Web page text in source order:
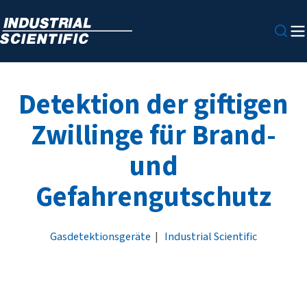
Detektion der giftigen
Zwillinge für Brand-
und
Gefahrengutschutz
Gasdetektionsgeräte | Industrial Scientific